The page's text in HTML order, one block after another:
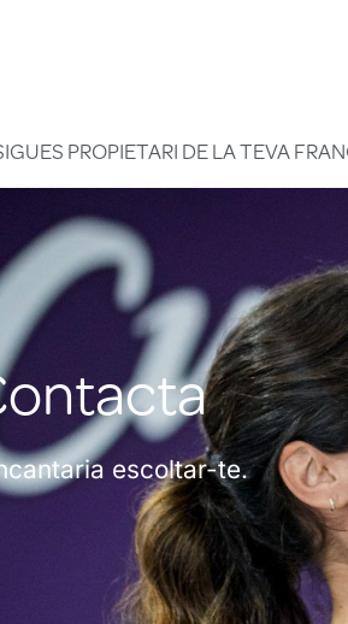
PROPIETARI DE LA TEVA
escoltar-te.